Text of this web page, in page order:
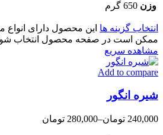
وزن 650 گرم
انتخاب گزینه ها این محصول دارای انواع
ممکن است در صفحه محصول انتخاب
مشاهده سریع
Add to compare
شیره انگور
240,000 تومان–
280,000 تومان